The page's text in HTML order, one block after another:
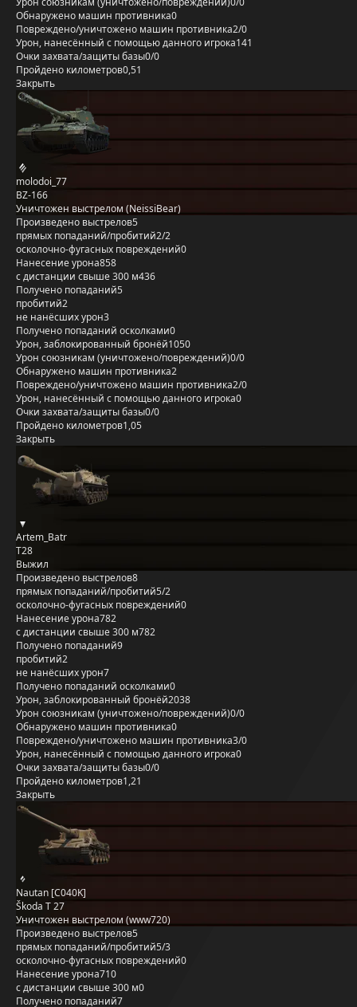
Обнаружено машин противника0
Повреждено/уничтожено машин противника2/0
Урон, нанесённый с помощью данного игрока141
Очки захвата/защиты базы0/0
Пройдено километров0,51
Закрыть
molodoi_77
BZ-166
Уничтожен выстрелом (NeissiBear)
Произведено выстрелов5
прямых попаданий/пробитий2/2
осколочно-фугасных повреждений0
Нанесение урона858
с дистанции свыше 300 м436
Получено попаданий5
пробитий2
не нанёсших урон3
Получено попаданий осколками0
Урон, заблокированный бронёй1050
Урон союзникам (уничтожено/повреждений)0/0
Обнаружено машин противника2
Повреждено/уничтожено машин противника2/0
Урон, нанесённый с помощью данного игрока0
Очки захвата/защиты базы0/0
Пройдено километров1,05
Закрыть
Artem_Batr
T28
Выжил
Произведено выстрелов8
прямых попаданий/пробитий5/2
осколочно-фугасных повреждений0
Нанесение урона782
с дистанции свыше 300 м782
Получено попаданий9
пробитий2
не нанёсших урон7
Получено попаданий осколками0
Урон, заблокированный бронёй2038
Урон союзникам (уничтожено/повреждений)0/0
Обнаружено машин противника0
Повреждено/уничтожено машин противника3/0
Урон, нанесённый с помощью данного игрока0
Очки захвата/защиты базы0/0
Пройдено километров1,21
Закрыть
Nautan [C040K]
Škoda T 27
Уничтожен выстрелом (www720)
Произведено выстрелов5
прямых попаданий/пробитий5/3
осколочно-фугасных повреждений0
Нанесение урона710
с дистанции свыше 300 м0
Получено попаданий7